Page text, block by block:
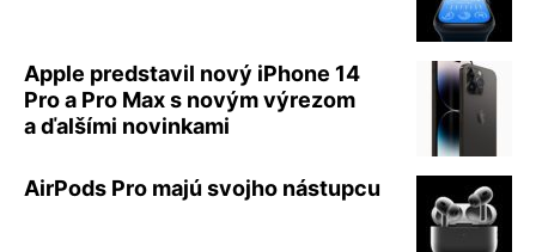
Apple predstavil nový iPhone 14
Pro a Pro Max s novým výrezom
a ďalšími novinkami
AirPods Pro majú svojho nástupcu